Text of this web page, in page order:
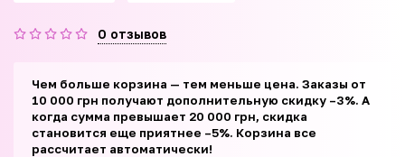
0 отзывов
Чем больше корзина — тем меньше цена. Заказы от
10 000 грн получают дополнительную скидку –3%. А
когда сумма превышает 20 000 грн, скидка
становится еще приятнее –5%. Корзина все
рассчитает автоматически!